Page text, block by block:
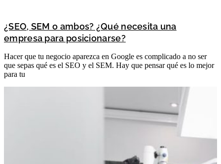
¿SEO, SEM o ambos? ¿Qué necesita una
empresa para posicionarse?
Hacer que tu negocio aparezca en Google es complicado a no ser
que sepas qué es el SEO y el SEM. Hay que pensar qué es lo mejor
para tu